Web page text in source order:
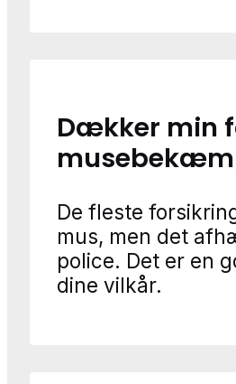
Dækker min
De fleste
mus, men det
police. Det er en
dine vilkår.